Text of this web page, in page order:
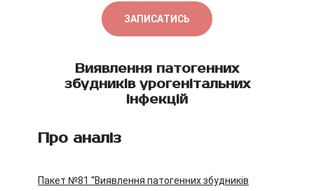
ЗАПИСАТИСЬ
Виявлення патогенних
збудників урогенітальних
інфекцій
Про аналіз
Пакет №81 “Виявлення патогенних збудників